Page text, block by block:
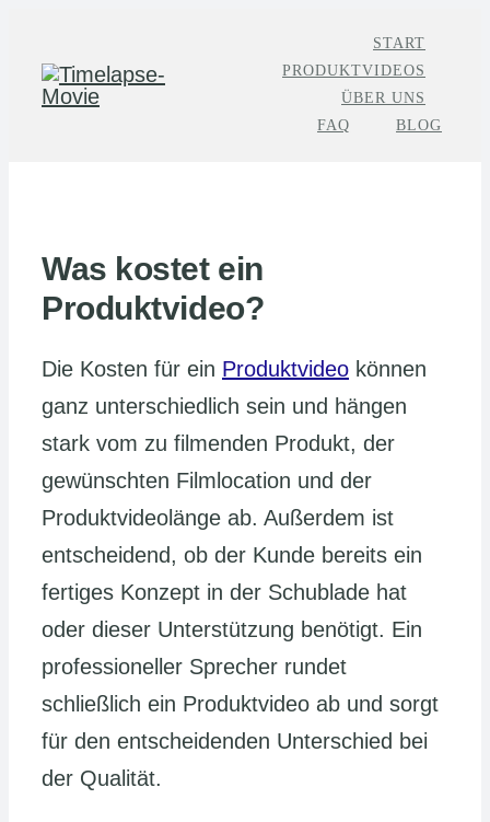
Inhalt
springen
START
PRODUKTVIDEOS
ÜBER UNS
FAQ
BLOG
Was kostet ein
Produktvideo?
Die Kosten für ein Produktvideo können
ganz unterschiedlich sein und hängen
stark vom zu filmenden Produkt, der
gewünschten Filmlocation und der
Produktvideolänge ab. Außerdem ist
entscheidend, ob der Kunde bereits ein
fertiges Konzept in der Schublade hat
oder dieser Unterstützung benötigt. Ein
professioneller Sprecher rundet
schließlich ein Produktvideo ab und sorgt
für den entscheidenden Unterschied bei
der Qualität.